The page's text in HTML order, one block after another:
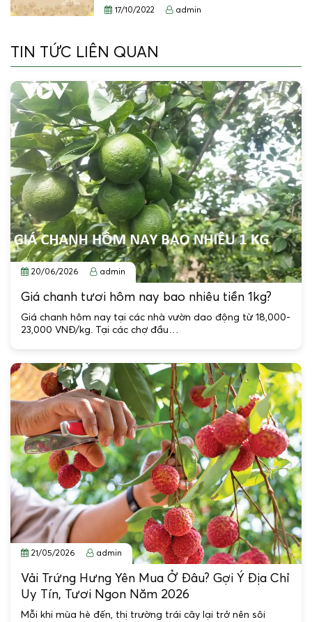
17/10/2022 admin
TIN TỨC LIÊN QUAN
20/06/2026 admin
Giá chanh tươi hôm nay bao nhiêu tiền 1kg?
Giá chanh hôm nay tại các nhà vườn dao động từ 18,000-
23,000 VNĐ/kg. Tại các chợ đầu…
21/05/2026 admin
Vải Trứng Hưng Yên Mua Ở Đâu? Gợi Ý Địa Chỉ
Uy Tín, Tươi Ngon Năm 2026
Mỗi khi mùa hè đến, thị trường trái cây lại trở nên sôi